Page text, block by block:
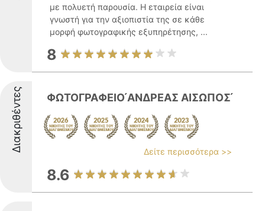
με πολυετή παρουσία. Η εταιρεία είναι
γνωστή για την αξιοπιστία της σε κάθε
μορφή φωτογραφικής εξυπηρέτησης, ...
8
Διακριθέντες ΦΩΤΟΓΡΑΦΕΙΟ ́ΑΝΔΡΕΑΣ ΑΙΣΩΠΟΣ ́
Δείτε περισσότερα >>
8.6